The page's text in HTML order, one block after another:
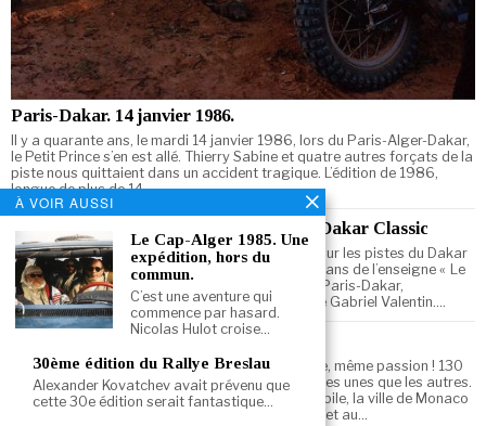
Paris-Dakar. 14 janvier 1986.
Il y a quarante ans, le mardi 14 janvier 1986, lors du Paris-Alger-Dakar,
le Petit Prince s’en est allé. Thierry Sabine et quatre autres forçats de la
piste nous quittaient dans un accident tragique. L’édition de 1986,
longue de plus de 14…
38 ans après, la Range Rover DB sur le Dakar Classic
La Range Rover # 735 (DB) de Gabriel Valentin sur les pistes du Dakar
Classic, 38 ans après. Pour commémorer les 20 ans de l’enseigne « Le
Disque-Bleu » (DB) Euromarché et les 10 ans du Paris-Dakar,
l’entreprise fondée en 1968 par le grand-père de Gabriel Valentin.…
Monaco et le Sport Automobile
La Principauté de Monaco et le sport automobile, même passion ! 130
ans de magnifiques histoires, toutes plus belles les unes que les autres.
Pour fêter cette alliance »Principauté & Automobile, la ville de Monaco
organise une exposition exceptionnelle du 1ᵉʳ juillet au…
À VOIR AUSSI
Le Cap-Alger 1985. Une
expédition, hors du
commun.
C’est une aventure qui
commence par hasard.
Nicolas Hulot croise…
30ème édition du Rallye Breslau
Alexander Kovatchev avait prévenu que
cette 30e édition serait fantastique…